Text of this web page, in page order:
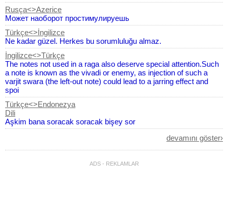
Rusça<>Azerice
Может наоборот простимулируешь
Türkçe<>İngilizce
Ne kadar güzel. Herkes bu sorumluluğu almaz.
İngilizce<>Türkçe
The notes not used in a raga also deserve special attention.Such
a note is known as the vivadi or enemy, as injection of such a
varjit swara (the left-out note) could lead to a jarring effect and
spoi
Türkçe<>Endonezya
Dili
Aşkim bana soracak soracak bişey sor
Salut chéri(e), merci, je vais bien, et toi ? Le restaurant est bondé,
il y a beaucoup de clients.
devamını göster›
ADS - REKLAMLAR